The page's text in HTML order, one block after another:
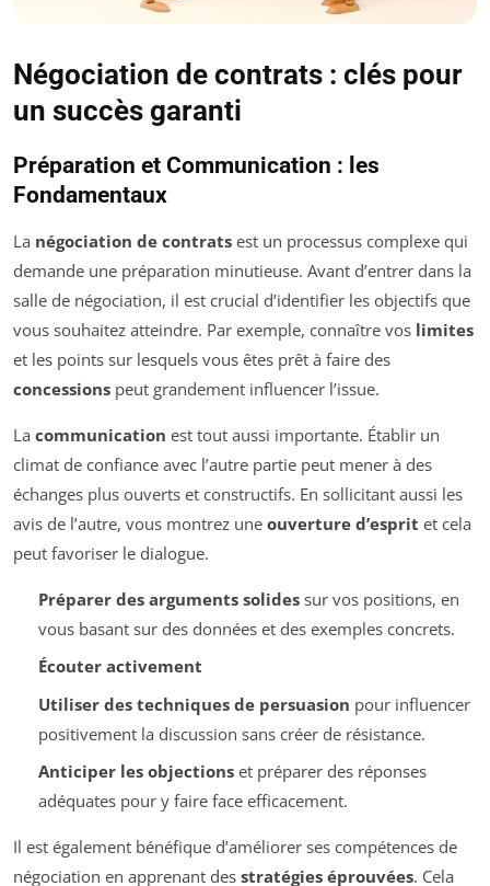
Négociation de contrats : clés pour
un succès garanti
Préparation et Communication : les
Fondamentaux
La négociation de contrats est un processus complexe qui
demande une préparation minutieuse. Avant d’entrer dans la
salle de négociation, il est crucial d’identifier les objectifs que
vous souhaitez atteindre. Par exemple, connaître vos limites
et les points sur lesquels vous êtes prêt à faire des
concessions peut grandement influencer l’issue.
La communication est tout aussi importante. Établir un
climat de confiance avec l’autre partie peut mener à des
échanges plus ouverts et constructifs. En sollicitant aussi les
avis de l’autre, vous montrez une ouverture d’esprit et cela
peut favoriser le dialogue.
Préparer des arguments solidessur vos positions, en
vous basant sur des données et des exemples concrets.
Écouter activement
Utiliser des techniques de persuasion pour influencer
positivement la discussion sans créer de résistance.
Anticiper les objectionset préparer des réponses
adéquates pour y faire face efficacement.
Il est également bénéfique d’améliorer ses compétences de
négociation en apprenant des stratégies éprouvées. Cela